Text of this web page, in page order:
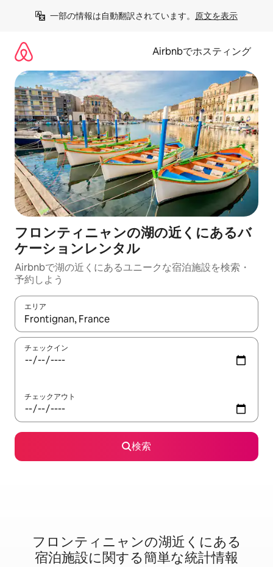
一部の情報は自動翻訳されています。 原文を表示
Airbnbでホスティング
フロンティニャンの湖の近くにあるバ
ケーションレンタル
Airbnbで湖の近くにあるユニークな宿泊施設を検索・
予約しよう
エリア
検索結果が表示されたら、上下の矢印キーを使って移動するか
チェックイン
チェックアウト
検索
フロンティニャンの湖⁠近⁠く⁠にあ⁠る
宿⁠泊⁠施⁠設⁠に関⁠す⁠る簡⁠単⁠な統⁠計⁠情⁠報